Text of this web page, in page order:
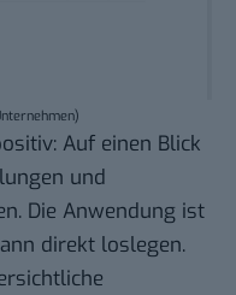
Auf einen Blick
und
Die Anwendung ist
direkt loslegen.